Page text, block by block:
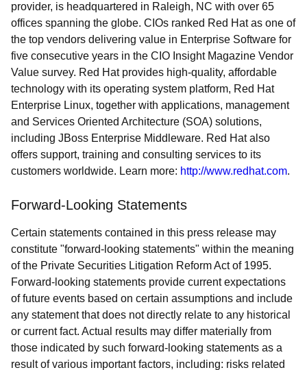
provider, is headquartered in Raleigh, NC with over 65
offices spanning the globe. CIOs ranked Red Hat as one of
the top vendors delivering value in Enterprise Software for
five consecutive years in the CIO Insight Magazine Vendor
Value survey. Red Hat provides high-quality, affordable
technology with its operating system platform, Red Hat
Enterprise Linux, together with applications, management
and Services Oriented Architecture (SOA) solutions,
including JBoss Enterprise Middleware. Red Hat also
offers support, training and consulting services to its
customers worldwide. Learn more: http://www.redhat.com.
Forward-Looking Statements
Certain statements contained in this press release may
constitute "forward-looking statements" within the meaning
of the Private Securities Litigation Reform Act of 1995.
Forward-looking statements provide current expectations
of future events based on certain assumptions and include
any statement that does not directly relate to any historical
or current fact. Actual results may differ materially from
those indicated by such forward-looking statements as a
result of various important factors, including: risks related